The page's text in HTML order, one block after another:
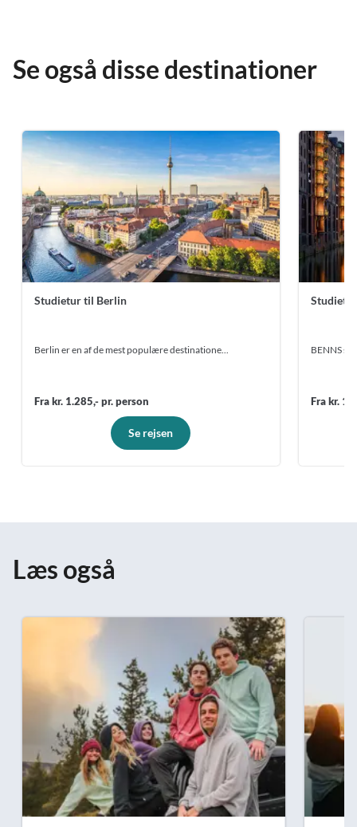
Se også disse destinationer
Studietur til Berlin
Berlin er en af de mest populære destinatione...
Fra kr. 1.285,- pr. person
Se rejsen
BENNS
Fra kr.
Læs også